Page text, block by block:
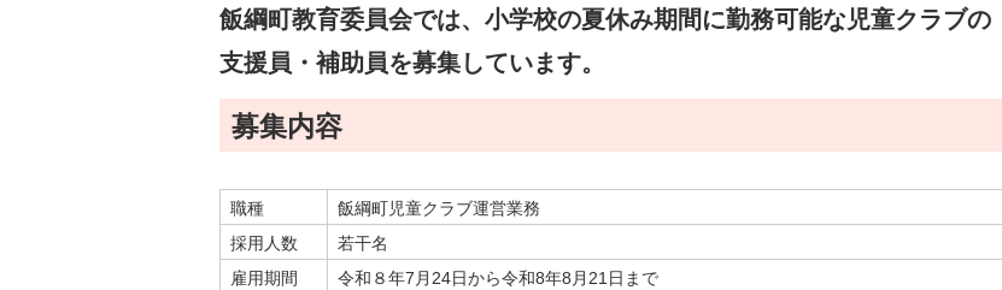
年金・保険
税金
住まい・土地
環境・ゴミ
交通・道路
安全・防犯
生涯学習
学校教育・奨学
児童クラブ
ティスクール
食育
文化財
飯綱町教育委員会では、小学校の夏休み期間に勤務可能な児童クラブの
支援員・補助員を募集しています。
募集内容
職種
飯綱町児童クラブ運営業務
採用人数
若干名
雇用期間
令和８年7月24日から令和8年8月21日まで